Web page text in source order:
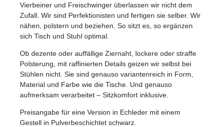
Vierbeiner und Freischwinger überlassen wir nicht dem
Zufall. Wir sind Perfektionisten und fertigen sie selber. Wir
nähen, polstern und beziehen. So sitzt es, so ergänzen
sich Tisch und Stuhl optimal.
Ob dezente oder auffällige Ziernaht, lockere oder straffe
Polsterung, mit raffinierten Details geizen wir selbst bei
Stühlen nicht. Sie sind genauso variantenreich in Form,
Material und Farbe wie die Tische. Und genauso
aufmerksam verarbeitet – Sitzkomfort inklusive.
Preisangabe für eine Version in Echleder mit einem
Gestell in Pulverbeschichtet schwarz.